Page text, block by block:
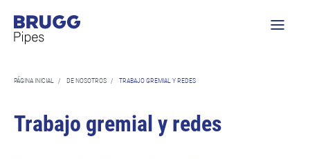
PÁGINA INICIAL / DE NOSOTROS / TRABAJO GREMIAL Y REDES
Trabajo gremial y redes